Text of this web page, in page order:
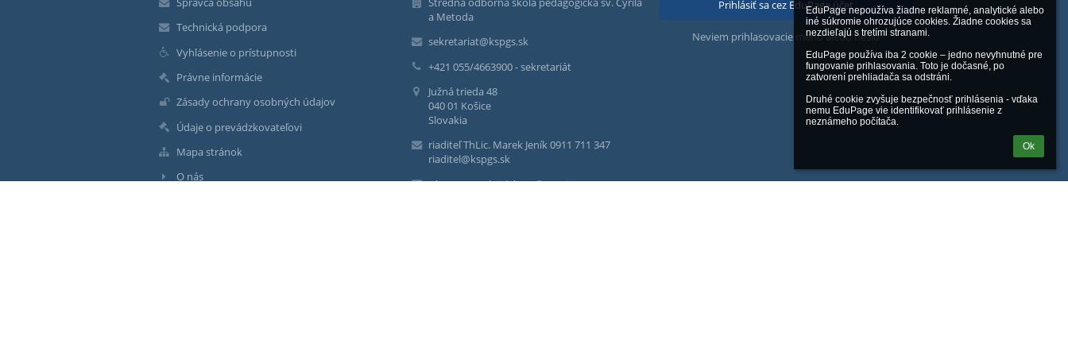
EduPage nepoužíva žiadne reklamné, analytické alebo
iné súkromie ohrozujúce cookies. Žiadne cookies sa
nezdieľajú s tretími stranami.
EduPage používa iba 2 cookie – jedno nevyhnutné pre
fungovanie prihlasovania. Toto je dočasné, po
zatvorení prehliadača sa odstráni.
Druhé cookie zvyšuje bezpečnosť prihlásenia - vďaka
nemu EduPage vie identifikovať prihlásenie z
neznámeho počítača.
Ok
Technická podpora
Vyhlásenie o prístupnosti
Právne informácie
Zásady ochrany osobných údajov
Údaje o prevádzkovateľovi
Mapa stránok
O nás
a Metoda
sekretariat@kspgs.sk
+421 055/4663900 - sekretariát
Južná trieda 48
040 01 Košice
Slovakia
riaditeľ ThLic. Marek Jeník 0911 711 347
riaditel@kspgs.sk
zástupca praktické vyučovanie
Prihlásiť sa cez EduPage účet
Neviem prihlasovacie meno alebo heslo